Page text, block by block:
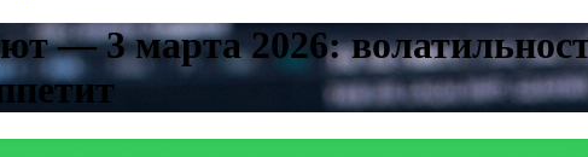
— 3 марта 2026: